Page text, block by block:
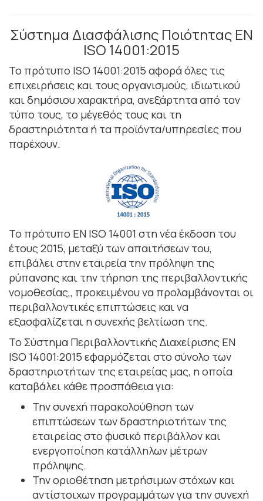
Σύστημα Διασφάλισης Ποιότητας ΕΝ
ISO 14001:2015
Το πρότυπο ISO 14001:2015 αφορά όλες τις
επιχειρήσεις και τους οργανισμούς, ιδιωτικού
και δημόσιου χαρακτήρα, ανεξάρτητα από τον
τύπο τους, το μέγεθός τους και τη
δραστηριότητα ή τα προϊόντα/υπηρεσίες που
παρέχουν.
Το πρότυπο EN ISO 14001 στη νέα έκδοση του
έτους 2015, μεταξύ των απαιτήσεων του,
επιβάλει στην εταιρεία την πρόληψη της
ρύπανσης και την τήρηση της περιβαλλοντικής
νομοθεσίας,, προκειμένου να προλαμβάνονται οι
περιβαλλοντικές επιπτώσεις και να
εξασφαλίζεται η συνεχής βελτίωση της.
Το Σύστημα Περιβαλλοντικής Διαχείρισης ΕΝ
ISO 14001:2015 εφαρμόζεται στο σύνολο των
δραστηριοτήτων της εταιρείας μας, η οποία
καταβάλει κάθε προσπάθεια για:
Την συνεχή παρακολούθηση των
επιπτώσεων των δραστηριοτήτων της
εταιρείας στο φυσικό περιβάλλον και
ενεργοποίηση κατάλληλων μέτρων
πρόληψης.
Την οριοθέτηση μετρήσιμων στόχων και
αντίστοιχων προγραμμάτων για την συνεχή